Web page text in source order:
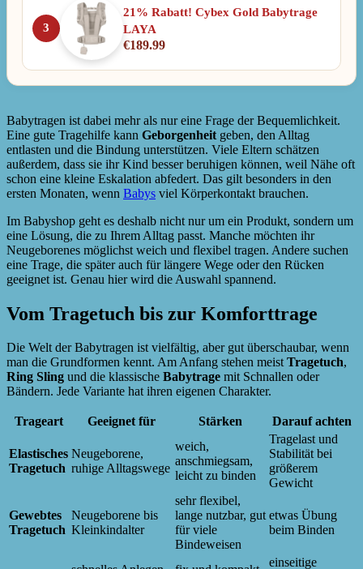
3
21% Rabatt! Cybex Gold Babytrage
LAYA
€189.99
Babytragen ist dabei mehr als nur eine Frage der Bequemlichkeit.
Eine gute Tragehilfe kann Geborgenheit geben, den Alltag
entlasten und die Bindung unterstützen. Viele Eltern schätzen
außerdem, dass sie ihr Kind besser beruhigen können, weil Nähe oft
schon eine kleine Eskalation abfedert. Das gilt besonders in den
ersten Monaten, wenn Babys viel Körperkontakt brauchen.
Im Babyshop geht es deshalb nicht nur um ein Produkt, sondern um
eine Lösung, die zu Ihrem Alltag passt. Manche möchten ihr
Neugeborenes möglichst weich und flexibel tragen. Andere suchen
eine Trage, die später auch für längere Wege oder den Rücken
geeignet ist. Genau hier wird die Auswahl spannend.
Vom Tragetuch bis zur Komforttrage
Die Welt der Babytragen ist vielfältig, aber gut überschaubar, wenn
man die Grundformen kennt. Am Anfang stehen meistTragetuch,
Ring Sling und die klassische Babytrage mit Schnallen oder
Bändern. Jede Variante hat ihren eigenen Charakter.
Trageart Geeignet für Stärken Darauf achten
Elastisches
Tragetuch
Neugeborene,
ruhige Alltagswege
weich,
anschmiegsam,
leicht zu binden
Tragelast und
Stabilität bei
größerem
Gewicht
Gewebtes
Tragetuch
Neugeborene bis
Kleinkindalter
sehr flexibel,
lange nutzbar, gut
für viele
Bindeweisen
etwas Übung
beim Binden
einseitige